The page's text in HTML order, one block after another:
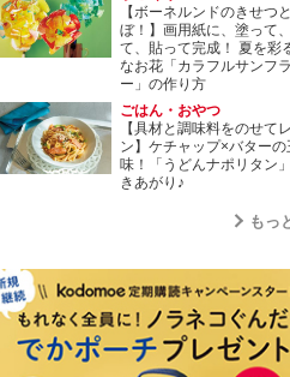
【ボーネルンドのきせつ
ぼ！】画用紙に、塗って
て、貼って完成！ 夏を彩
なお花「カラフルサンフ
ー」の作り方
ごはん・おやつ
【具材と調味料をのせて
ン】ケチャップ×バターの
味！「うどんナポリタン
きあがり♪
もっ